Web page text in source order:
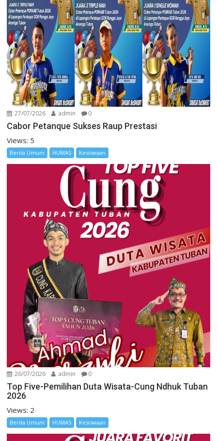
27/07/2026 admin 0
Cabor Petanque Sukses Raup Prestasi
Views: 5
Berita Umum HUMAS Kesiswaan
26/07/2026 admin 0
Top Five-Pemilihan Duta Wisata-Cung Ndhuk Tuban
2026
Views: 2
Berita Umum HUMAS Kesiswaan